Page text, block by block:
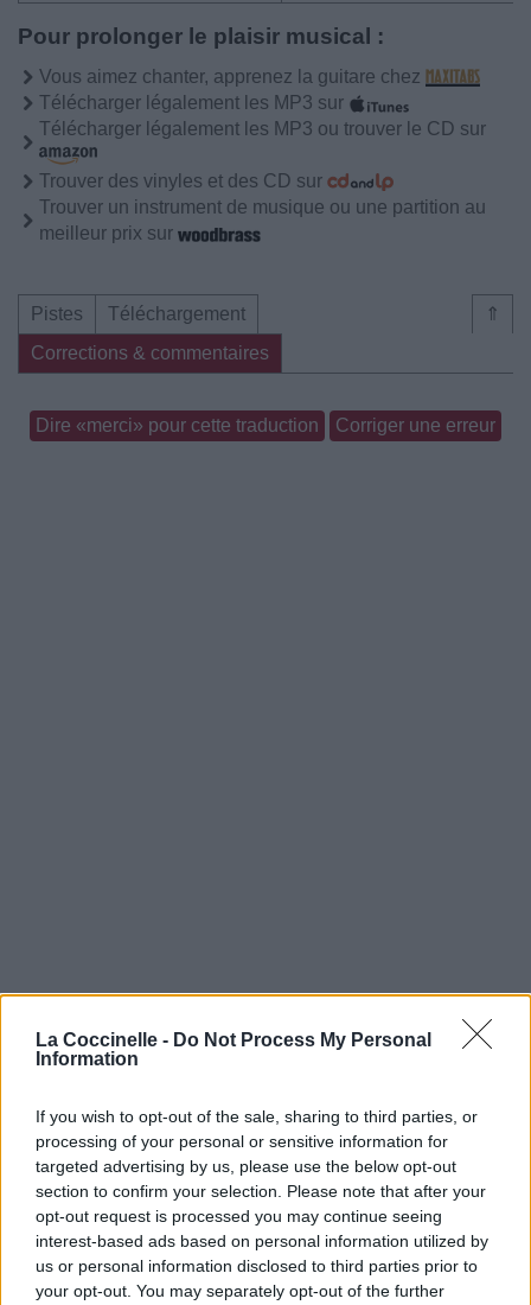
La Coccinelle - Do Not Process My Personal
Information
If you wish to opt-out of the sale, sharing to third parties, or
processing of your personal or sensitive information for
targeted advertising by us, please use the below opt-out
section to confirm your selection. Please note that after your
opt-out request is processed you may continue seeing
interest-based ads based on personal information utilized by
us or personal information disclosed to third parties prior to
your opt-out. You may separately opt-out of the further
Pour prolonger le plaisir musical :
Vous aimez chanter, apprenez la guitare chez
Télécharger légalement les MP3 sur
Télécharger légalement les MP3 ou trouver le CD sur
Trouver des vinyles et des CD sur
Trouver un instrument de musique ou une partition au
meilleur prix sur
⇑
Pistes
Téléchargement
Corrections & commentaires
Dire «merci» pour cette traduction Corriger une erreur